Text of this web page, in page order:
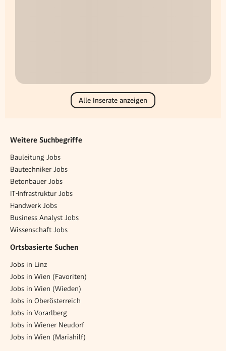
Alle Inserate anzeigen
Weitere Suchbegriffe
Bauleitung Jobs
Bautechniker Jobs
Betonbauer Jobs
IT-Infrastruktur Jobs
Handwerk Jobs
Business Analyst Jobs
Wissenschaft Jobs
Ortsbasierte Suchen
Jobs in Linz
Jobs in Wien (Favoriten)
Jobs in Wien (Wieden)
Jobs in Oberösterreich
Jobs in Vorarlberg
Jobs in Wiener Neudorf
Jobs in Wien (Mariahilf)